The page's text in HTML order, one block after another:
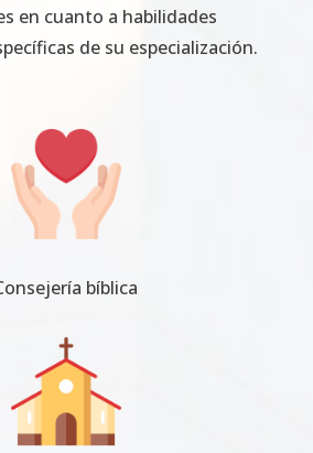
en cuanto a habilidades
de su especialización.
bíblica